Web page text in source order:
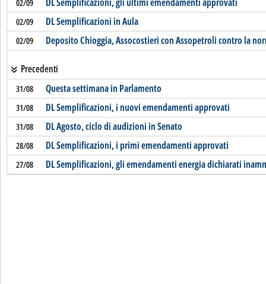
02/09
02/09 DL Semplificazioni in Aula
02/09 Deposito Chioggia, Assocostieri con Assopetroli contro la
Precedenti
31/08 Questa settimana in Parlamento
31/08 DL Semplificazioni, i nuovi emendamenti approvati
31/08 DL Agosto, ciclo di audizioni in Senato
28/08 DL Semplificazioni, i primi emendamenti approvati
27/08 DL Semplificazioni, gli emendamenti energia dichiarati